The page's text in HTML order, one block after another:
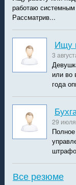
работаю
Рассматрив...
3
или во
года
29
Полное
Все резюме